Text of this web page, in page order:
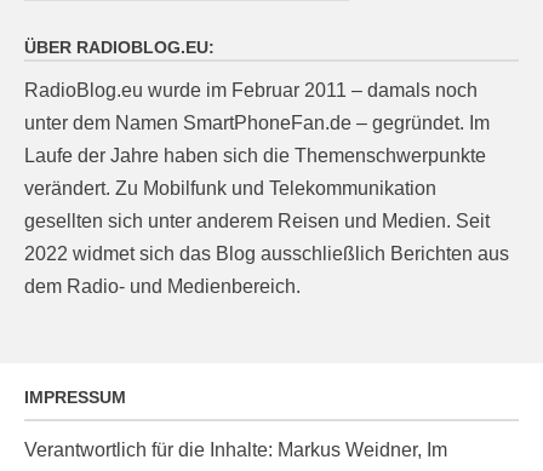
ÜBER RADIOBLOG.EU:
RadioBlog.eu wurde im Februar 2011 – damals noch
unter dem Namen SmartPhoneFan.de – gegründet. Im
Laufe der Jahre haben sich die Themenschwerpunkte
verändert. Zu Mobilfunk und Telekommunikation
gesellten sich unter anderem Reisen und Medien. Seit
2022 widmet sich das Blog ausschließlich Berichten aus
dem Radio- und Medienbereich.
IMPRESSUM
Verantwortlich für die Inhalte: Markus Weidner, Im